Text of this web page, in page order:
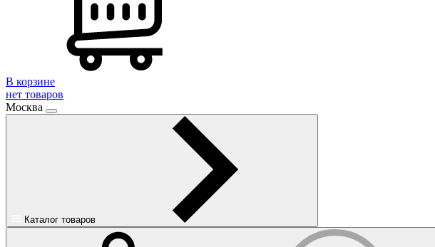
В корзине
нет товаров
Москва
Каталог товаров